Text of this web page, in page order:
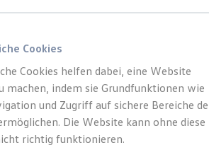
Serviceangebote
Angebote
Leasing
Gebrauchtwagen-Leasing
Leasing
Leasing
ohne Anzahlung
Cookies
Cookies helfen dabei, eine Website
machen, indem sie Grundfunktionen wie
und Zugriff auf sichere Bereiche
Die Website kann ohne diese
richtig funktionieren.